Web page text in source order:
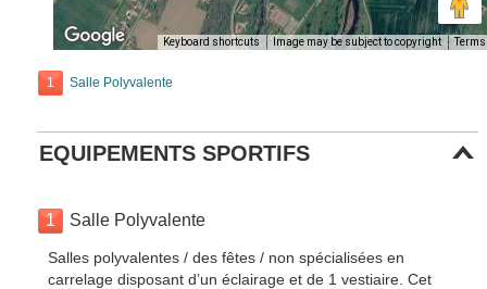
Keyboard shortcuts Image may be subject to copyright Terms
1 Salle Polyvalente
EQUIPEMENTS SPORTIFS
1 Salle Polyvalente
Salles polyvalentes / des fêtes / non spécialisées en
carrelage disposant d’un éclairage et de 1 vestiaire. Cet